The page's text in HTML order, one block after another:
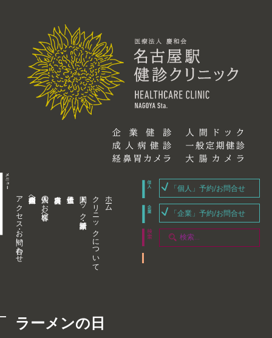
アクセス・お問い合わせ 企業内担当者様へ 個人のお客様へ 人間ドック・健康診断 クリニックについて ホーム
「個人」予約/お問合せ
「企業」予約/お問合せ
ラーメンの日